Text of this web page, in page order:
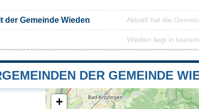
der Gemeinde Wieden Aktuell hat die
Wieden liegt in
DER GEMEINDE
+